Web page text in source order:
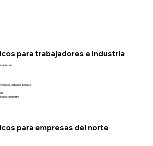
para trabajadores e industria
en:
estables porque:
del norte
para empresas del norte